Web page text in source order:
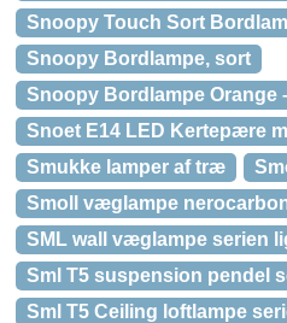
Snoopy Touch Sort
Snoopy Bordlampe, sort
Snoopy Bordlampe Orange
Snoet E14 LED Kertepære
Smukke lamper af træ
Smoll væglampe
SML wall væglampe serien
Sml T5 suspension pendel
Sml T5 Ceiling loftlampe